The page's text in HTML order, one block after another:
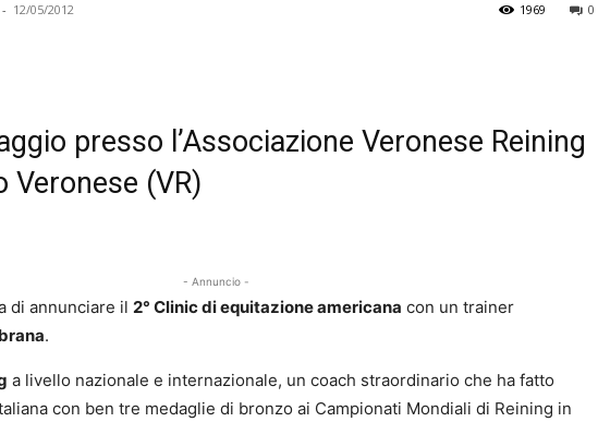
- 12/05/2012 0
1969
presso l’Associazione Veronese Reining
Veronese (VR)
- Annuncio -
di annunciare il 2° Clinic di equitazione americana con un trainer
.
a livello nazionale e internazionale, un coach straordinario che ha fatto
con ben tre medaglie di bronzo ai Campionati Mondiali di Reining in